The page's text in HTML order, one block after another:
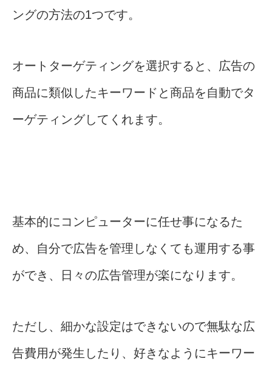
ングの方法の1つです。
オートターゲティングを選択すると、広告の
商品に類似したキーワードと商品を自動でタ
ーゲティングしてくれます。
基本的にコンピューターに任せ事になるた
め、自分で広告を管理しなくても運用する事
ができ、日々の広告管理が楽になります。
ただし、細かな設定はできないので無駄な広
告費用が発生したり、好きなようにキーワー